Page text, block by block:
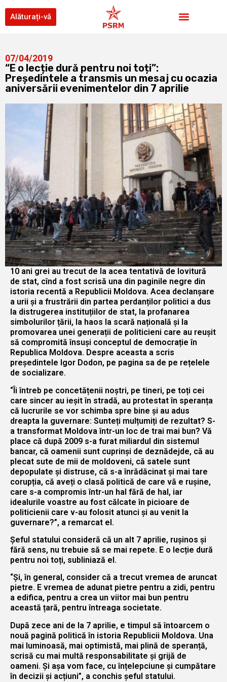
Alăturați-vă
07/04/2019
“E o lecție dură pentru noi toți”:
Președintele a transmis un mesaj cu ocazia
aniversării evenimentelor din 7 aprilie
10 ani grei au trecut de la acea tentativă de lovitură
de stat, cînd a fost scrisă una din paginile negre din
istoria recentă a Republicii Moldova. Acea declanșare
a urii și a frustrării din partea perdanților politici a dus
la distrugerea instituțiilor de stat, la profanarea
simbolurilor țării, la haos la scară națională și la
promovarea unei generații de politicieni care au reușit
să compromită însuși conceptul de democrație în
Republica Moldova. Despre aceasta a scris
președintele Igor Dodon, pe pagina sa de pe rețelele
de socializare.
“Îi întreb pe concetățenii noștri, pe tineri, pe toți cei
care sincer au ieșit în stradă, au protestat în speranța
că lucrurile se vor schimba spre bine și au adus
dreapta la guvernare: Sunteți mulțumiți de rezultat? S-
a transformat Moldova într-un loc de trai mai bun? Vă
place că după 2009 s-a furat miliardul din sistemul
bancar, că oamenii sunt cuprinși de deznădejde, că au
plecat sute de mii de moldoveni, că satele sunt
depopulate și distruse, că s-a înrădăcinat și mai tare
corupția, că aveți o clasă politică de care vă e rușine,
care s-a compromis într-un hal fără de hal, iar
idealurile voastre au fost călcate în picioare de
politicienii care v-au folosit atunci și au venit la
guvernare?”, a remarcat el.
Șeful statului consideră că un alt 7 aprilie, rușinos și
fără sens, nu trebuie să se mai repete. E o lecție dură
pentru noi toți, subliniază el.
“Și, în general, consider că a trecut vremea de aruncat
pietre. E vremea de adunat pietre pentru a zidi, pentru
a edifica, pentru a crea un viitor mai bun pentru
această țară, pentru întreaga societate.
După zece ani de la 7 aprilie, e timpul să întoarcem o
nouă pagină politică în istoria Republicii Moldova. Una
mai luminoasă, mai optimistă, mai plină de speranță,
scrisă cu mai multă responsabilitate și grijă de
oameni. Și așa vom face, cu înțelepciune și cumpătare
în decizii și acțiuni”, a conchis șeful statului.